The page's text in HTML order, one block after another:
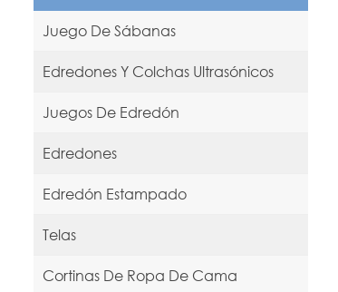
Juego De Sábanas
Edredones Y Colchas Ultrasónicos
Juegos De Edredón
Edredones
Edredón Estampado
Telas
Cortinas De Ropa De Cama